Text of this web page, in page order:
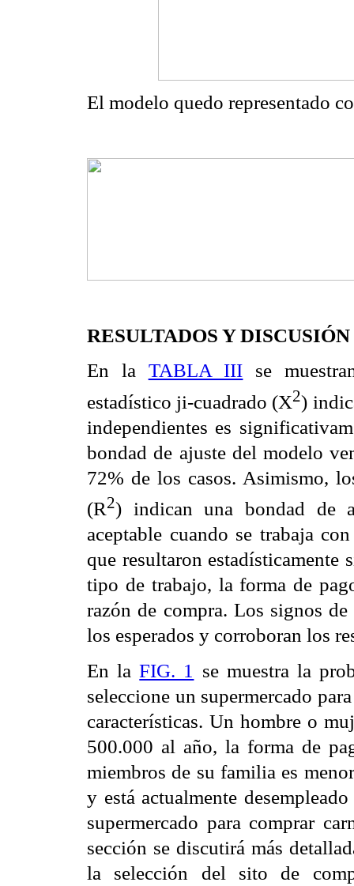
El modelo quedo representado
RESULTADOS Y DISCUSIÓN
En la TABLA III se
estadístico ji-cuadrado (X2)
independientes es
bondad de ajuste del modelo
72% de los casos. Asimismo,
(R2) indican una bondad de
aceptable cuando se trabaja
que resultaron
tipo de trabajo, la forma de
razón de compra. Los signos
los esperados y corroboran los
En laFIG. 1
se muestra la
seleccione un supermercado
características. Un hombre o
500.000 al año, la forma de
miembros de su familia es
y está actualmente
supermercado para comprar
sección se discutirá más
la selección del sito de